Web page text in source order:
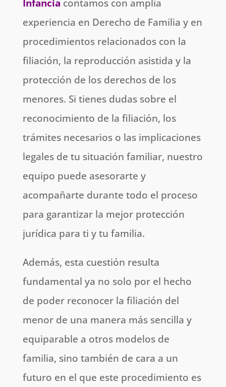
Infancia contamos con amplia
experiencia en Derecho de Familia y en
procedimientos relacionados con la
filiación, la reproducción asistida y la
protección de los derechos de los
menores. Si tienes dudas sobre el
reconocimiento de la filiación, los
trámites necesarios o las implicaciones
legales de tu situación familiar, nuestro
equipo puede asesorarte y
acompañarte durante todo el proceso
para garantizar la mejor protección
jurídica para ti y tu familia.
Además, esta cuestión resulta
fundamental ya no solo por el hecho
de poder reconocer la filiación del
menor de una manera más sencilla y
equiparable a otros modelos de
familia, sino también de cara a un
futuro en el que este procedimiento es